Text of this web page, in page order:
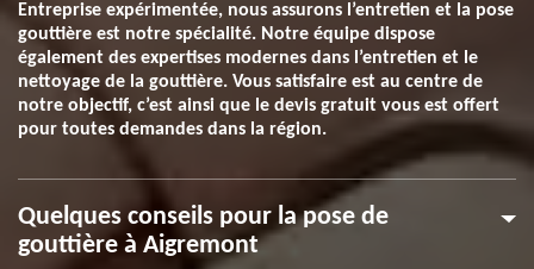
Entreprise expérimentée, nous assurons l’entretien et la pose
gouttière est notre spécialité. Notre équipe dispose
également des expertises modernes dans l’entretien et le
nettoyage de la gouttière. Vous satisfaire est au centre de
notre objectif, c’est ainsi que le devis gratuit vous est offert
pour toutes demandes dans la région.
Quelques conseils pour la pose de
gouttière à Aigremont